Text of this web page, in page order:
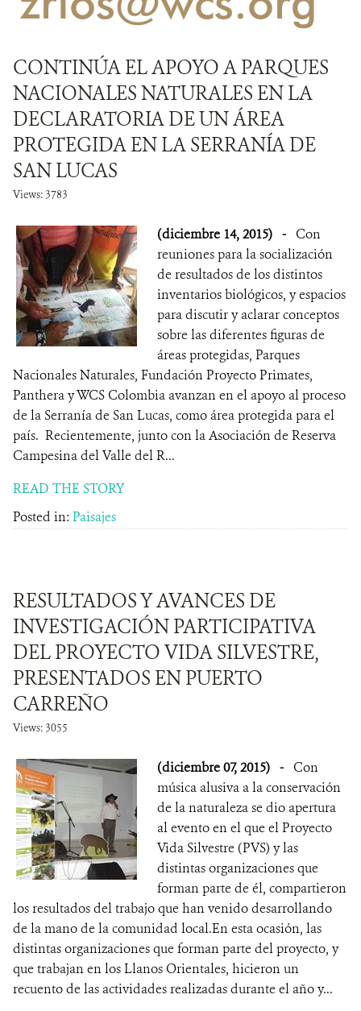
WCS VISUAL
ALIADOS Y ALIANZAS
COBERTURA EN MEDIOS DE COMUNICACIÓN
MECANISMO DE ATENCIÓN DE QUEJAS Y RECLAMOS
DONA
CONTINÚA EL APOYO A PARQUES
NACIONALES NATURALES EN LA
DECLARATORIA DE UN ÁREA
PROTEGIDA EN LA SERRANÍA DE
SAN LUCAS
Views: 3783
(diciembre 14, 2015) - Con
reuniones para la socialización
de resultados de los distintos
inventarios biológicos, y espacios
para discutir y aclarar conceptos
sobre las diferentes figuras de
áreas protegidas, Parques
Nacionales Naturales, Fundación Proyecto Primates,
Panthera y WCS Colombia avanzan en el apoyo al proceso
de la Serranía de San Lucas, como área protegida para el
país. Recientemente, junto con la Asociación de Reserva
Campesina del Valle del R...
READ THE STORY
Posted in: Paisajes
RESULTADOS Y AVANCES DE
INVESTIGACIÓN PARTICIPATIVA
DEL PROYECTO VIDA SILVESTRE,
PRESENTADOS EN PUERTO
CARREÑO
Views: 3055
(diciembre 07, 2015) - Con
música alusiva a la conservación
de la naturaleza se dio apertura
al evento en el que el Proyecto
Vida Silvestre (PVS) y las
distintas organizaciones que
forman parte de él, compartieron
los resultados del trabajo que han venido desarrollando
de la mano de la comunidad local.En esta ocasión, las
distintas organizaciones que forman parte del proyecto, y
que trabajan en los Llanos Orientales, hicieron un
recuento de las actividades realizadas durante el año y...